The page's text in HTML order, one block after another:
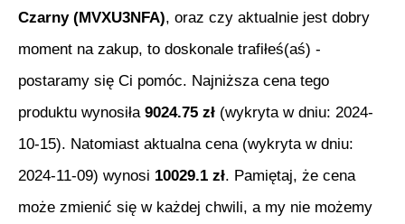
Czarny (MVXU3NFA), oraz czy aktualnie jest dobry
moment na zakup, to doskonale trafiłeś(aś) -
postaramy się Ci pomóc. Najniższa cena tego
produktu wynosiła 9024.75 zł (wykryta w dniu: 2024-
10-15). Natomiast aktualna cena (wykryta w dniu:
2024-11-09) wynosi 10029.1 zł. Pamiętaj, że cena
może zmienić się w każdej chwili, a my nie możemy